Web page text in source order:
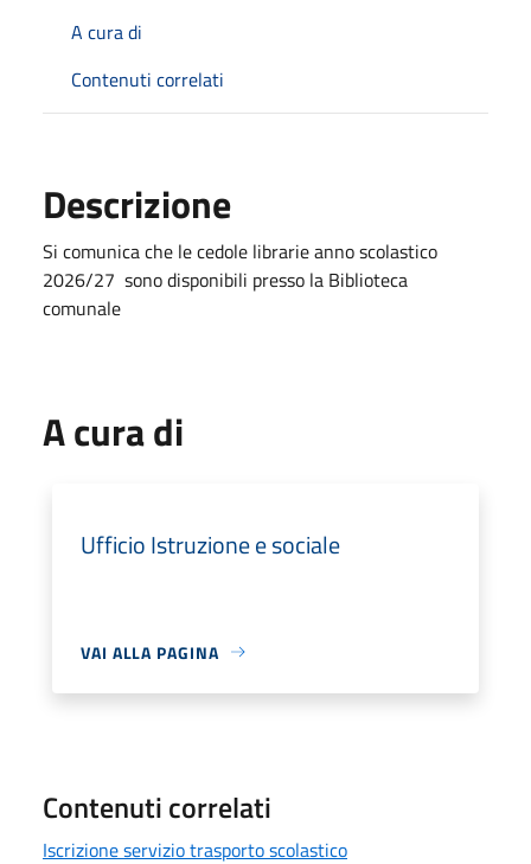
A cura di
Contenuti correlati
Descrizione
Si comunica che le cedole librarie anno scolastico
2026/27 sono disponibili presso la Biblioteca
comunale
A cura di
Ufficio Istruzione e sociale
VAI ALLA PAGINA
Contenuti correlati
Iscrizione servizio trasporto scolastico